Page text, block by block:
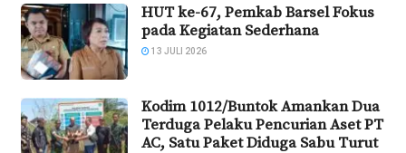
HUT ke-67, Pemkab Barsel Fokus
pada Kegiatan Sederhana
13 JULI 2026
Kodim 1012/Buntok Amankan Dua
Terduga Pelaku Pencurian Aset PT
AC, Satu Paket Diduga Sabu Turut